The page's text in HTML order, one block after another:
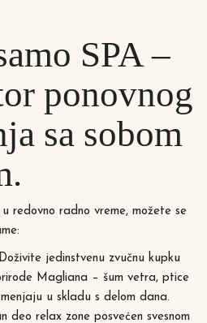
SPA –
ponovnog
sa sobom
redovno radno vreme, možete se
jedinstvenu zvučnu kupku
Magliana – šum vetra, ptice
u skladu s delom dana.
deo relax zone posvećen svesnom